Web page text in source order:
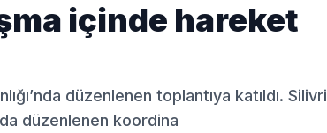
içinde hareket
düzenlenen toplantıya katıldı. Silivri
düzenlenen koordina